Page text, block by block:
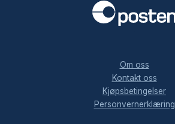
Om oss
Kontakt oss
Kjøpsbetingelser
Personvernerklæring